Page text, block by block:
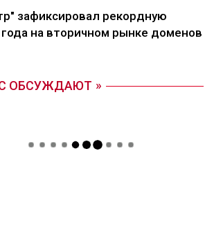
зафиксировал рекордную
на вторичном рынке доменов
ОБСУЖДАЮТ